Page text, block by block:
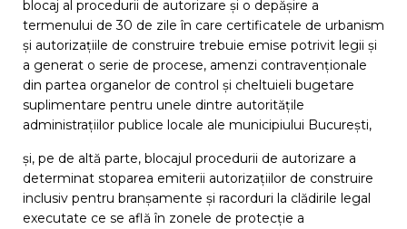
blocaj al procedurii de autorizare și o depășire a
termenului de 30 de zile în care certificatele de urbanism
și autorizațiile de construire trebuie emise potrivit legii și
a generat o serie de procese, amenzi contravenționale
din partea organelor de control și cheltuieli bugetare
suplimentare pentru unele dintre autoritățile
administrațiilor publice locale ale municipiului București,
și, pe de altă parte, blocajul procedurii de autorizare a
determinat stoparea emiterii autorizațiilor de construire
inclusiv pentru branșamente și racorduri la clădirile legal
executate ce se află în zonele de protecție a